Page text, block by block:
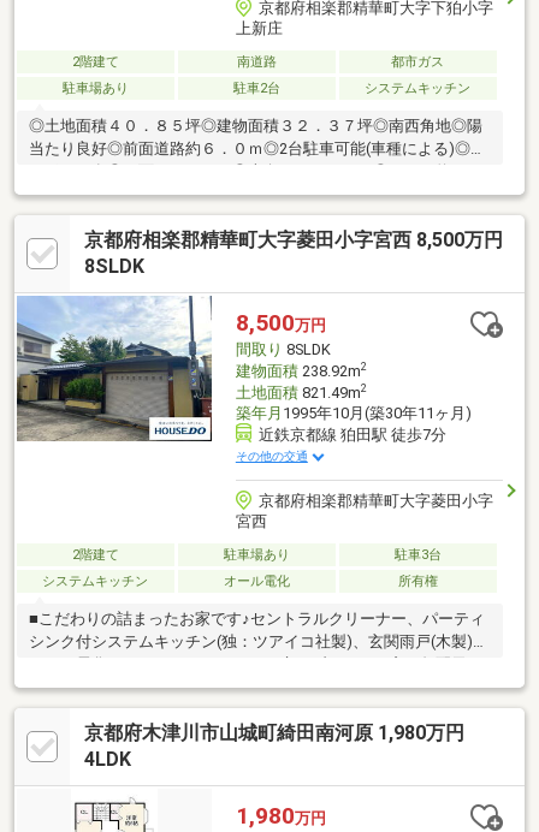
京都府相楽郡精華町大字下狛小字
上新庄
2階建て 南道路
都市ガス
駐車場あり
駐車2台 システムキッチン
◎土地面積４０．８５坪◎建物面積３２．３７坪◎南西角地◎陽
当たり良好◎前面道路約６．０ｍ◎2台駐車可能(車種による)◎カ
９．０帖◎ＬＤ部分床暖房有◎食器洗浄乾燥機有◎浴室暖房・浴
室乾燥機有～その他周辺環境～・クスリのアオキ下狛店：約580
ｍ・村西循環器クリニック：約790ｍ・下狛郵便局：約540ｍ
京都府相楽郡精華町大字菱田小字宮西 8,500万円
8SLDK
8,500万円
間取り 8SLDK
建物面積238.92m2
土地面積821.49m2
築年月 1995年10月(築30年11ヶ月)
近鉄京都線 狛田駅 徒歩7分
その他の交通
京都府相楽郡精華町大字菱田小字
宮西
2階建て 駐車場あり
駐車3台
システムキッチン
オール電化 所有権
■こだわりの詰まったお家です♪セントラルクリーナー、パーティ
シンク付システムキッチン(独：ツアイコ社製)、玄関雨戸(木製)、
井、トイレと洗面室(各3カ所)■大型犬用放し飼いフェンス：扉(ヨ
ドコウ製) 愛犬のストレスフリー＆散歩不要の感染予防長寿老
犬/癒しと防犯■裏通路/4ｍ幅屋根付きロング作業所物干し、洗濯
機置き場(2台分)、大型キャビネット(三台)■下記現在敷地内の庭
レープフルーツ・レモン等■京奈和『精華下拍I.C』まで車5分です
京都府木津川市山城町綺田南河原 1,980万円
4LDK
1,980万円